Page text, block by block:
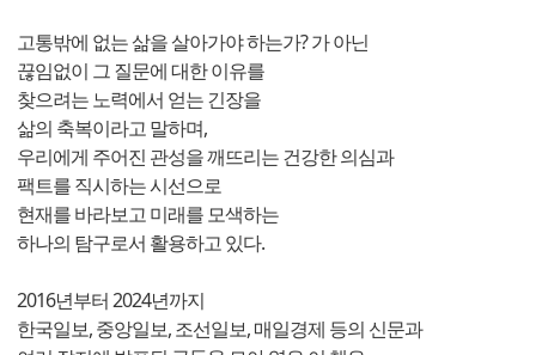
고통밖에 없는 삶을 살아가야 하는가? 가 아닌
끊임없이 그 질문에 대한 이유를
찾으려는 노력에서 얻는 긴장을
삶의 축복이라고 말하며,
우리에게 주어진 관성을 깨뜨리는 건강한 의심과
팩트를 직시하는 시선으로
현재를 바라보고 미래를 모색하는
하나의 탐구로서 활용하고 있다.
2016년부터 2024년까지
한국일보, 중앙일보, 조선일보, 매일경제 등의 신문과